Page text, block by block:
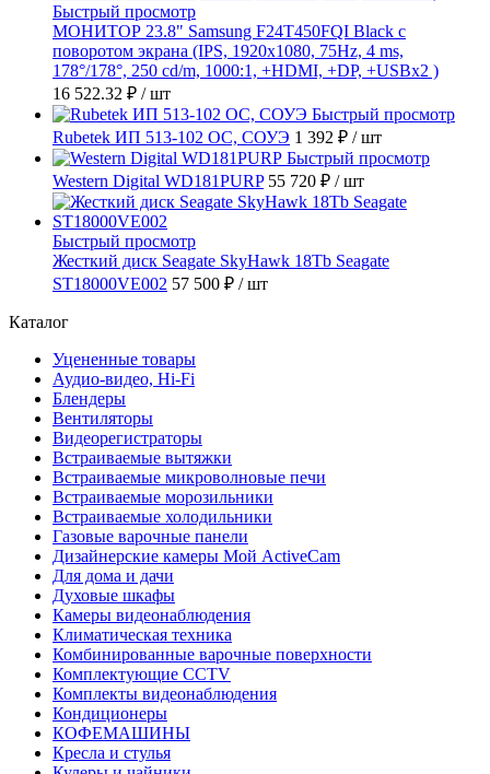
Быстрый просмотр
МОНИТОР 23.8" Samsung F24T450FQI Black с
поворотом экрана (IPS, 1920x1080, 75Hz, 4 ms,
178°/178°, 250 cd/m, 1000:1, +HDMI, +DP, +USBx2 )
16 522.32 ₽ / шт
Быстрый просмотр
Rubetek ИП 513-102 ОС, СОУЭ 1 392 ₽ / шт
Быстрый просмотр
Western Digital WD181PURP 55 720 ₽ / шт
Быстрый просмотр
Жесткий диск Seagate SkyHawk 18Tb Seagate
ST18000VE002 57 500 ₽ / шт
Каталог
Уцененные товары
Аудио-видео, Hi-Fi
Блендеры
Вентиляторы
Видеорегистраторы
Встраиваемые вытяжки
Встраиваемые микроволновые печи
Встраиваемые морозильники
Встраиваемые холодильники
Газовые варочные панели
Дизайнерские камеры Мой ActiveCam
Для дома и дачи
Духовые шкафы
Камеры видеонаблюдения
Климатическая техника
Комбинированные варочные поверхности
Комплектующие CCTV
Комплекты видеонаблюдения
Кондиционеры
КОФЕМАШИНЫ
Кресла и стулья